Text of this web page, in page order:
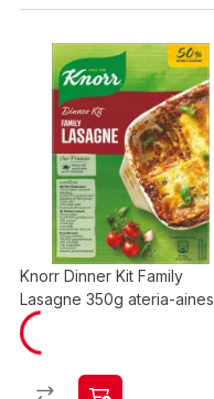
Knorr Dinner Kit Family
Lasagne 350g ateria-aines